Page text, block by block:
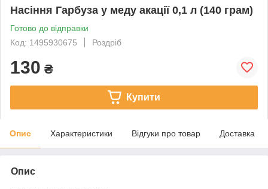
Насіння Гарбуза у меду акації 0,1 л (140 грам)
Готово до відправки
Код: 1495930675
Роздріб
130 ₴
Купити
Опис Характеристики Відгуки про товар Доставка
Опис